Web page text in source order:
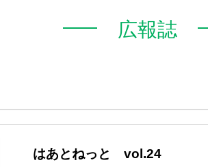
広報誌
はあとねっと vol.24